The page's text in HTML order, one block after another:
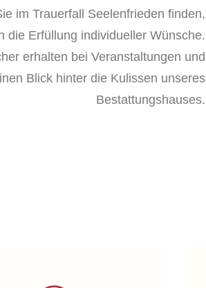
im Trauerfall Seelenfrieden finden,
die Erfüllung individueller Wünsche.
erhalten bei Veranstaltungen und
Blick hinter die Kulissen unseres
Bestattungshauses.